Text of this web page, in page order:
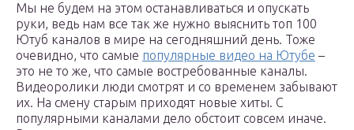
Мы не будем на этом останавливаться и опускать
руки, ведь нам все так же нужно выяснить топ 100
Ютуб каналов в мире на сегодняшний день. Тоже
очевидно, что самые популярные видео на Ютубе –
это не то же, что самые востребованные каналы.
Видеоролики люди смотрят и со временем забывают
их. На смену старым приходят новые хиты. С
популярными каналами дело обстоит совсем иначе.